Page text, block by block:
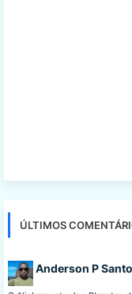
ÚLTIMOS
Anderson P